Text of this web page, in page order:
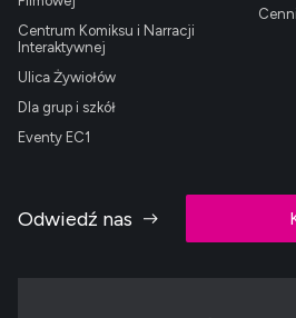
Centrum Komiksu i Narracji
Interaktywnej
Ulica Żywiołów
Dla grup i szkół
Eventy EC1
Odwiedź nas